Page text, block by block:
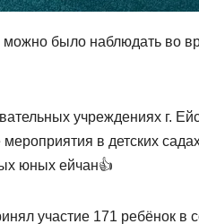
было наблюдать во
учреждениях г.
в детских
юных ейчан👍
участие 171 ребёнок в